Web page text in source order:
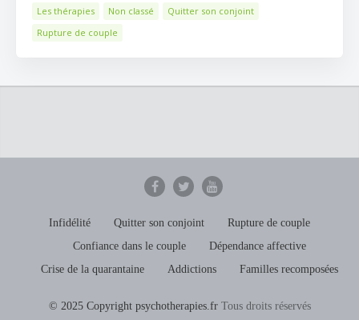
Les thérapies
Non classé
Quitter son conjoint
Rupture de couple
Infidélité Quitter son conjoint
Rupture de couple
Confiance dans le couple
Dépendance affective
Crise de la quarantaine
Addictions Familles recomposées
© 2025 Copyright psychotherapies.frTous droits réservés